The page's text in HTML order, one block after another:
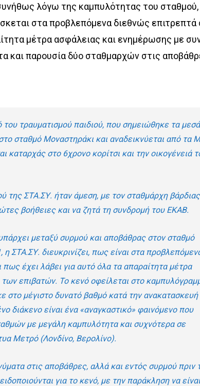
λόγω της καμπυλότητας του σταθμού,
στα προβλεπόμενα διεθνώς επιτρεπτά
μέτρα ασφάλειας και ενημέρωσης με
και παρουσία δύο σταθμαρχών στις
τραυματισμού παιδιού, που σημειώθηκε τα
σταθμό Μοναστηράκι και αναδεικνύεται από τα
καταρχάς στο 6χρονο κορίτσι και την οικογένειά
της ΣΤΑ.ΣΥ. ήταν άμεση, με τον σταθμάρχη
βοήθειες και να ζητά τη συνδρομή του ΕΚΑΒ.
μεταξύ συρμού και αποβάθρας στον σταθμό
ΣΤΑ.ΣΥ. διευκρινίζει, πως είναι στα
πως έχει λάβει για αυτό όλα τα απαραίτητα μέτρα
επιβατών. Το κενό οφείλεται στο
στο μέγιστο δυνατό βαθμό κατά την ανακατασκευή
διάκενο είναι ένα «αναγκαστικό» φαινόμενο που
με μεγάλη καμπυλότητα και συχνότερα σε
Μετρό (Λονδίνο, Βερολίνο).
στις αποβάθρες, αλλά και εντός συρμού πριν
για το κενό, με την παράκληση να είναι